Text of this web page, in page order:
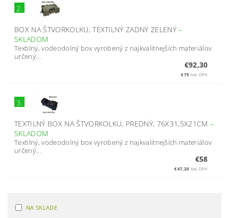
2.
BOX NA ŠTVORKOLKU, TEXTILNÝ ZADNÝ ZELENÝ–
SKLADOM
Textilný, vodeodolný box vyrobený z najkvalitnejších materiálov
určený...
€92,30
€75 bez DPH
3.
TEXTILNÝ BOX NA ŠTVORKOLKU, PREDNÝ, 76X31,5X21CM –
SKLADOM
Textilný, vodeodolný box vyrobený z najkvalitnejších materiálov
určený...
€58
€47,20 bez DPH
NA SKLADE